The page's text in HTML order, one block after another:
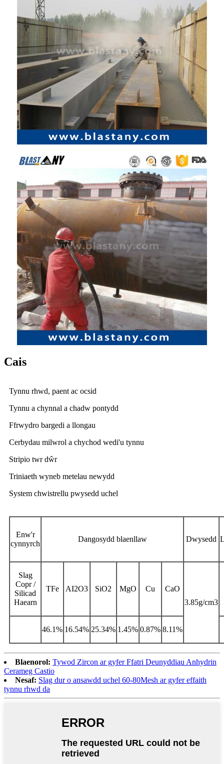
Cais
Tynnu rhwd, paent ac ocsid
Tynnu a chynnal a chadw pontydd
Ffrwydro bargedi a llongau
Cerbydau milwrol a chychod wedi'u tynnu
Stripio twr dŵr
Triniaeth wyneb metelau newydd
System chwistrellu pwysedd uchel
Enw'r
cynnyrch
Dangosydd blaenllaw Dwysedd
Slag
Copr /
Silicad
Haearn
TFe AI2O3 SiO2 MgO Cu
CaO
3.85g/cm3
46.1% 16.54% 25.34% 1.45% 0.87% 8.11%
Blaenorol: Tywod Zircon ar gyfer Ffatri Deunyddiau Anhydrin
Cerameg Castio
Nesaf: Slag dur o ansawdd uchel 60-80Mesh ar gyfer effaith
tynnu rhwd da